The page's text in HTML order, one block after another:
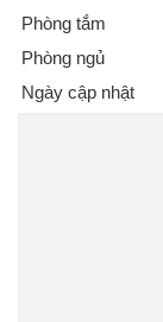
Phòng tắm
Phòng ngủ
Ngày cập nhật